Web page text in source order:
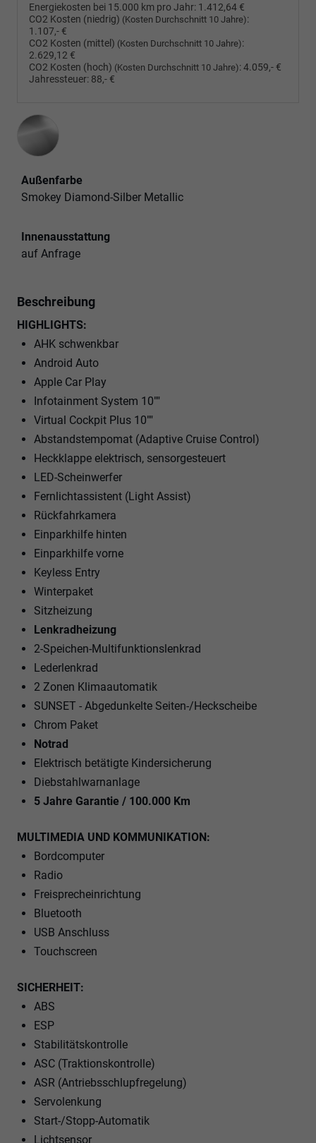
Energiekosten bei 15.000 km pro Jahr: 1.412,64 €
CO2 Kosten (niedrig) (Kosten Durchschnitt 10 Jahre):
1.107,- €
CO2 Kosten (mittel) (Kosten Durchschnitt 10 Jahre):
2.629,12 €
CO2 Kosten (hoch) (Kosten Durchschnitt 10 Jahre):4.059,- €
Jahressteuer: 88,- €
Außenfarbe
Smokey Diamond-Silber Metallic
Innenausstattung
auf Anfrage
Beschreibung
HIGHLIGHTS:
AHK schwenkbar
Android Auto
Apple Car Play
Infotainment System 10""
Virtual Cockpit Plus 10""
Abstandstempomat (Adaptive Cruise Control)
Heckklappe elektrisch, sensorgesteuert
LED-Scheinwerfer
Fernlichtassistent (Light Assist)
Rückfahrkamera
Einparkhilfe hinten
Einparkhilfe vorne
Keyless Entry
Winterpaket
Sitzheizung
Lenkradheizung
2-Speichen-Multifunktionslenkrad
Lederlenkrad
2 Zonen Klimaautomatik
SUNSET - Abgedunkelte Seiten-/Heckscheibe
Chrom Paket
Notrad
Elektrisch betätigte Kindersicherung
Diebstahlwarnanlage
5 Jahre Garantie / 100.000 Km
MULTIMEDIA UND KOMMUNIKATION:
Bordcomputer
Radio
Freisprecheinrichtung
Bluetooth
USB Anschluss
Touchscreen
SICHERHEIT:
ABS
ESP
Stabilitätskontrolle
ASC (Traktionskontrolle)
ASR (Antriebsschlupfregelung)
Servolenkung
Start-/Stopp-Automatik
Lichtsensor